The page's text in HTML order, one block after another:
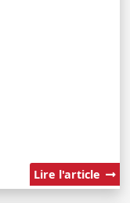
Lire l'article